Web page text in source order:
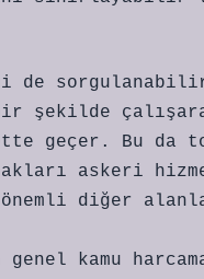
de
şekilde
geçer. Bu da
askeri
diğer
kamu